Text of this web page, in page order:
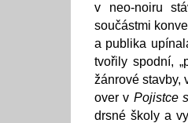
v neo-noiru
součástmi
a publika
tvořily spodní,
žánrové stavby,
over v Pojistce
drsné školy a